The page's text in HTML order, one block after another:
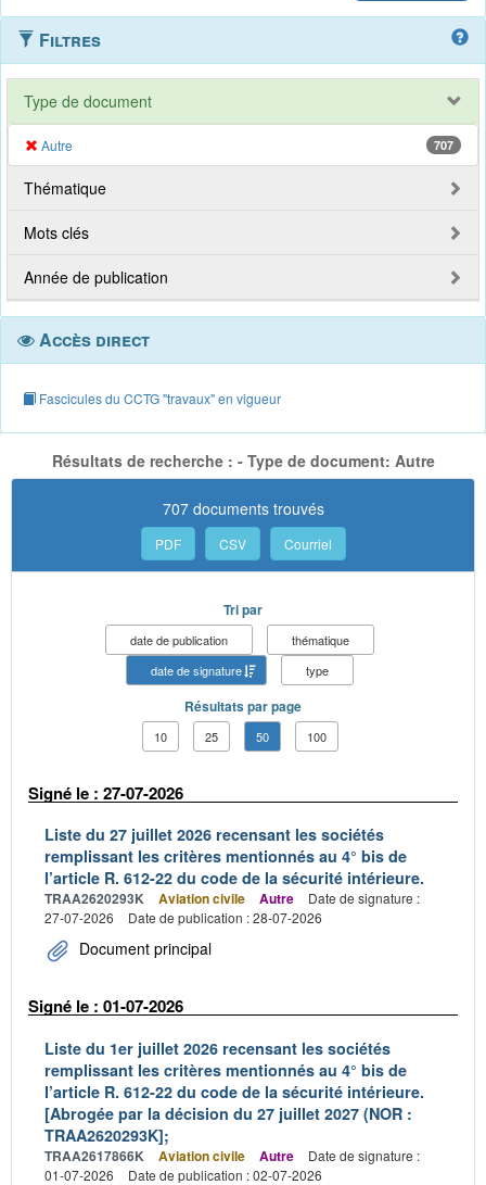
Filtres
Type de document
Autre 707
Thématique
Mots clés
Année de publication
Accès direct
Fascicules du CCTG "travaux" en vigueur
Résultats de recherche : - Type de document: Autre
707 documents trouvés
PDF CSV Courriel
Tri par
date de publication
thématique
date de signature
type
Résultats par page
10 25 50 100
Signé le : 27-07-2026
Liste du 27 juillet 2026 recensant les sociétés
remplissant les critères mentionnés au 4° bis de
l’article R. 612-22 du code de la sécurité intérieure.
TRAA2620293K Aviation civile Autre
Date de signature :
27-07-2026
Date de publication : 28-07-2026
Document principal
Signé le : 01-07-2026
Liste du 1er juillet 2026 recensant les sociétés
remplissant les critères mentionnés au 4° bis de
l’article R. 612-22 du code de la sécurité intérieure.
[Abrogée par la décision du 27 juillet 2027 (NOR :
TRAA2620293K];
TRAA2617866K Aviation civile Autre
Date de signature :
01-07-2026
Date de publication : 02-07-2026